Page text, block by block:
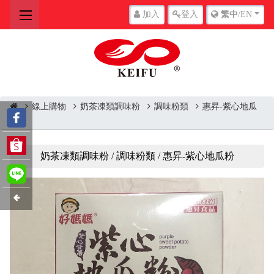
加入 登入 繁中/EN
線上購物 奶茶凍類調味粉 調味粉類
惠昇-紫心地瓜
粉
奶茶凍類調味粉 / 調味粉類 / 惠昇-紫心地瓜粉